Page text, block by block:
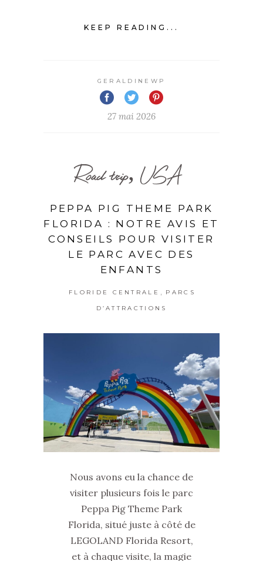
KEEP READING...
GERALDINEWP
27 mai 2026
Road trip, USA
PEPPA PIG THEME PARK
FLORIDA : NOTRE AVIS ET
CONSEILS POUR VISITER
LE PARC AVEC DES
ENFANTS
FLORIDE CENTRALE , PARCS
D’ATTRACTIONS
Nous avons eu la chance de
visiter plusieurs fois le parc
Peppa Pig Theme Park
Florida, situé juste à côté de
LEGOLAND Florida Resort,
et à chaque visite, la magie